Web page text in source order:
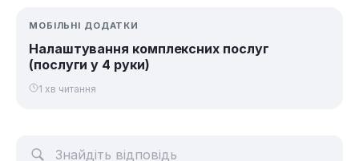
МОБІЛЬНІ ДОДАТКИ
Налаштування комплексних послуг
(послуги у 4 руки)
1 хв читання